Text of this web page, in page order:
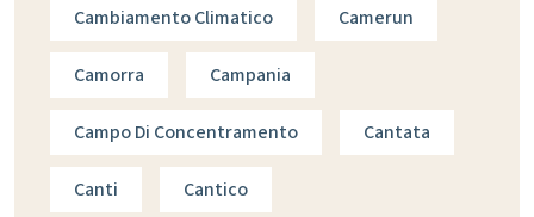
Cambiamento Climatico Camerun
Camorra Campania
Campo Di Concentramento Cantata
Canti Cantico